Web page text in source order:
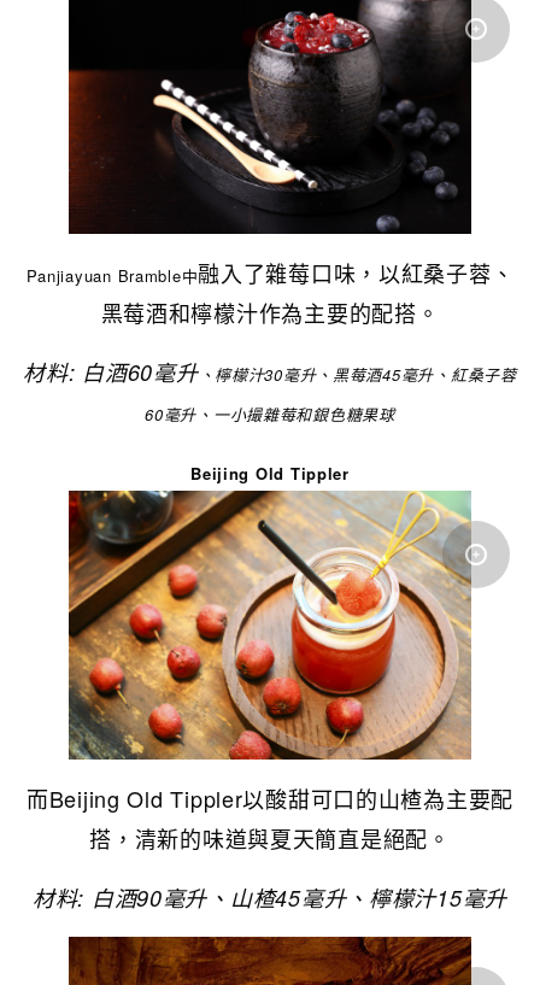
Panjiayuan Bramble中融入了雜莓口味，以紅桑子蓉、
黑莓酒和檸檬汁作為主要的配搭。
材料: 白酒60毫升、 檸檬汁30毫升、 黑莓酒45毫升、紅桑子蓉
60毫升、一小撮雜莓和銀色糖果球
Beijing Old Tippler
而Beijing Old Tippler以酸甜可口的山楂為主要配
搭，清新的味道與夏天簡直是絕配。
材料: 白酒90毫升、山楂45毫升、檸檬汁15毫升